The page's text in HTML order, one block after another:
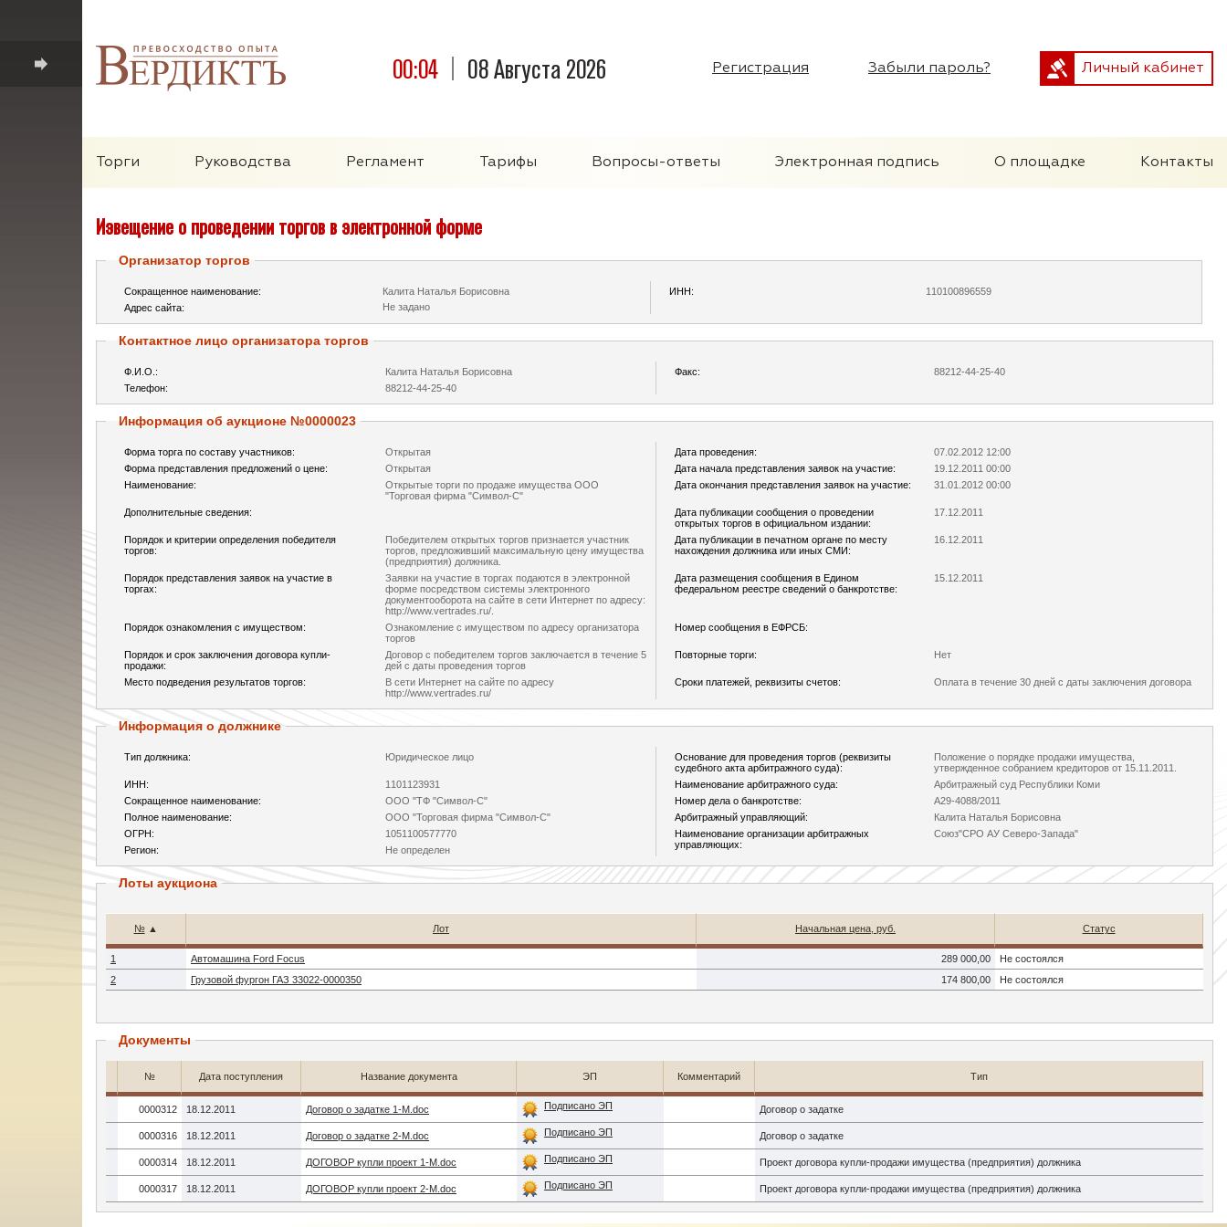
00:04 08 Августа 2026 Регистрация Забыли пароль? Личный кабинет
Торги Руководства Регламент Тарифы Вопросы-ответы Электронная подпись О площадке Контакты
Извещение о проведении торгов в электронной форме
Организатор торгов
Сокращенное наименование: Калита Наталья Борисовна ИНН:
110100896559
Адрес сайта:
Не задано
Контактное лицо организатора торгов
Ф.И.О.: Калита Наталья Борисовна Факс:
88212-44-25-40
Телефон:
88212-44-25-40
Информация об аукционе №0000023
Форма торга по составу участников: Открытая Дата проведения:
07.02.2012 12:00
Форма представления предложений о цене:
Открытая Дата начала представления заявок на участие:
19.12.2011 00:00
Наименование:
Открытые торги по продаже имущества ООО
"Торговая фирма "Символ-С"
Дата окончания представления заявок на участие: 31.01.2012 00:00
Дополнительные сведения:
Дата публикации сообщения о проведении
открытых торгов в официальном издании:
17.12.2011
Порядок и критерии определения победителя
торгов:
Победителем открытых торгов признается участник
торгов, предложивший максимальную цену имущества
(предприятия) должника.
Дата публикации в печатном органе по месту
нахождения должника или иных СМИ:
16.12.2011
Порядок представления заявок на участие в
торгах:
Заявки на участие в торгах подаются в электронной
форме посредством системы электронного
документооборота на сайте в сети Интернет по адресу:
http://www.vertrades.ru/.
Дата размещения сообщения в Едином
федеральном реестре сведений о банкротстве:
15.12.2011
Порядок ознакомления с имуществом:
Ознакомление с имуществом по адресу организатора
торгов
Номер сообщения в ЕФРСБ:
Порядок и срок заключения договора купли-
продажи:
Договор с победителем торгов заключается в течение 5
дей с даты проведения торгов
Повторные торги: Нет
Место подведения результатов торгов:
В сети Интернет на сайте по адресу
http://www.vertrades.ru/
Сроки платежей, реквизиты счетов: Оплата в течение 30 дней с даты заключения договора
Информация о должнике
Тип должника: Юридическое лицо
Основание для проведения торгов (реквизиты
судебного акта арбитражного суда):
Положение о порядке продажи имущества,
утвержденное собранием кредиторов от 15.11.2011.
ИНН:
1101123931 Наименование арбитражного суда:
Арбитражный суд Республики Коми
Сокращенное наименование:
ООО "ТФ "Символ-С" Номер дела о банкротстве:
А29-4088/2011
Полное наименование:
ООО "Торговая фирма "Символ-С" Арбитражный управляющий:
Калита Наталья Борисовна
ОГРН:
1051100577770
Наименование организации арбитражных
управляющих:
Союз"СРО АУ Северо-Запада"
Регион:
Не определен
Лоты аукциона
№▲ Лот Начальная цена, руб. Статус
1 Автомашина Ford Focus 289 000,00
Не состоялся
2
Грузовой фургон ГАЗ 33022-0000350 174 800,00 Не состоялся
Документы
№ Дата поступления Название документа ЭП Комментарий Тип
0000312 18.12.2011 Договор о задатке 1-М.doc Подписано ЭП Договор о задатке
0000316 18.12.2011 Договор о задатке 2-М.doc Подписано ЭП Договор о задатке
0000314 18.12.2011 ДОГОВОР купли проект 1-М.doc Подписано ЭП Проект договора купли-продажи имущества (предприятия) должника
0000317 18.12.2011 ДОГОВОР купли проект 2-М.doc Подписано ЭП Проект договора купли-продажи имущества (предприятия) должника